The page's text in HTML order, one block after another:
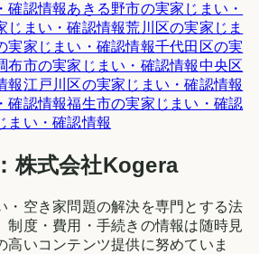
確認情報あきる野市の実家じまい・
じまい・確認情報荒川区の実家じま
実家じまい・確認情報千代田区の実
布市の実家じまい・確認情報中央区
報江戸川区の実家じまい・確認情報
確認情報福生市の実家じまい・確認
まい・確認情報
株式会社Kogera
・空き家問題の解決を専門とする法
制度・費用・手続きの情報は随時見
高いコンテンツ提供に努めていま